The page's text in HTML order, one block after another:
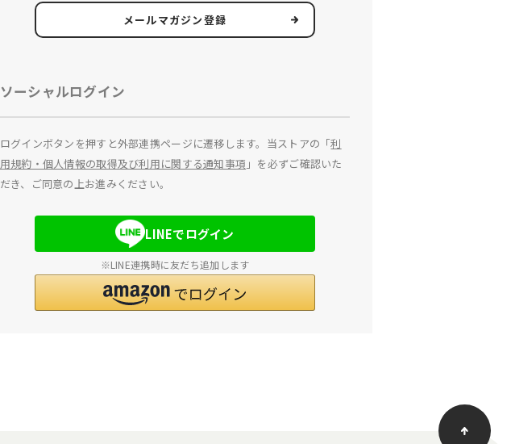
メールマガジン登録
ソーシャルログイン
ログインボタンを押すと外部連携ページに遷移します。当ストアの「利
用規約・個人情報の取得及び利用に関する通知事項 」を必ずご確認いた
だき、ご同意の上お進みください。
LINEでログイン
※LINE連携時に友だち追加します